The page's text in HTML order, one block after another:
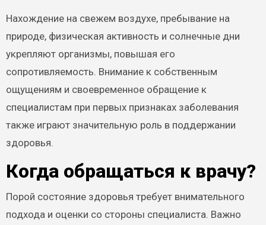
Нахождение на свежем воздухе, пребывание на
природе, физическая активность и солнечные дни
укрепляют организмы, повышая его
сопротивляемость. Внимание к собственным
ощущениям и своевременное обращение к
специалистам при первых признаках заболевания
также играют значительную роль в поддержании
здоровья.
Когда обращаться к врачу?
Порой состояние здоровья требует внимательного
подхода и оценки со стороны специалиста. Важно